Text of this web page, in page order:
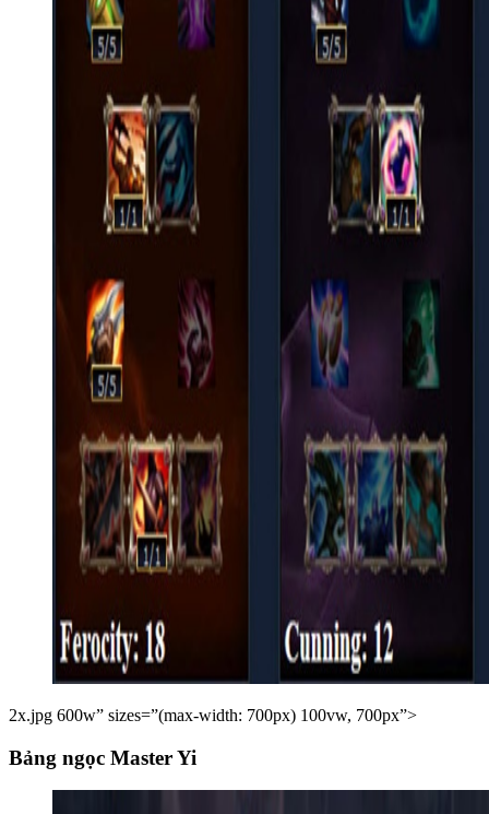
2x.jpg 600w” sizes=”(max-width: 700px) 100vw, 700px”>
Bảng ngọc Master Yi